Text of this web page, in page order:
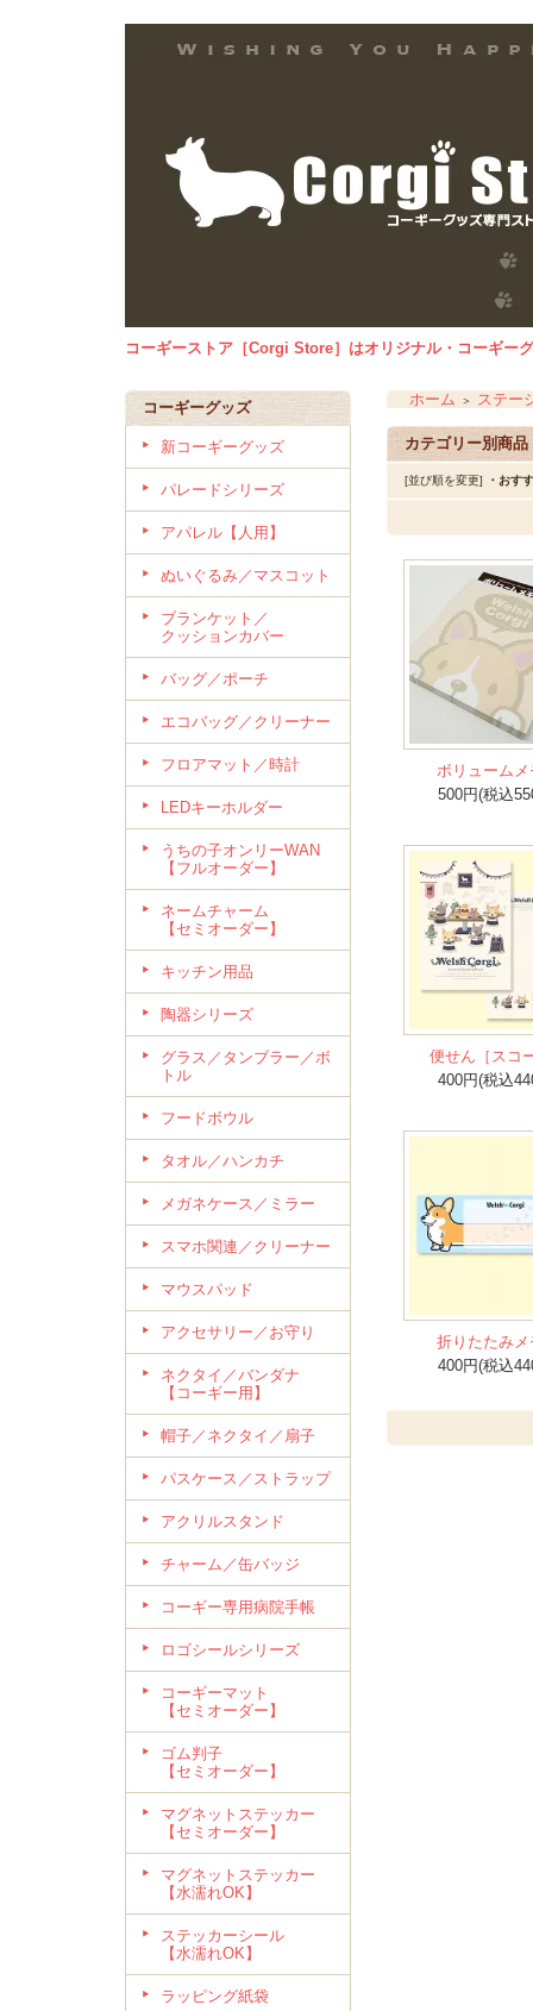
コーギーストア［Corgi Store］はオリジナル・コーギー
コーギーグッズ
新コーギーグッズ
パレードシリーズ
アパレル【人用】
ぬいぐるみ／マスコット
ブランケット／
クッションカバー
バッグ／ポーチ
エコバッグ／クリーナー
フロアマット／時計
LEDキーホルダー
うちの子オンリーWAN
【フルオーダー】
ネームチャーム
【セミオーダー】
キッチン用品
陶器シリーズ
グラス／タンブラー／ボ
トル
フードボウル
タオル／ハンカチ
メガネケース／ミラー
スマホ関連／クリーナー
マウスパッド
アクセサリー／お守り
ネクタイ／バンダナ
【コーギー用】
帽子／ネクタイ／扇子
パスケース／ストラップ
アクリルスタンド
チャーム／缶バッジ
コーギー専用病院手帳
ロゴシールシリーズ
コーギーマット
【セミオーダー】
ゴム判子
【セミオーダー】
マグネットステッカー
【セミオーダー】
マグネットステッカー
【水濡れOK】
ステッカーシール
【水濡れOK】
ラッピング紙袋
ホーム ＞ ステー
カテゴリー別商品
[並び順を変更] ・おす
ボリュームメ
500円(税込
便せん［スコ
400円(税込
折りたたみメ
400円(税込